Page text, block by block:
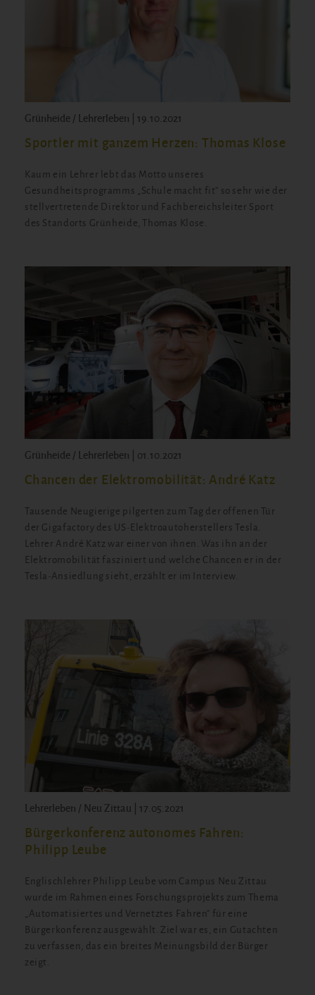
Grünheide / Lehrerleben | 19.10.2021
Sportler mit ganzem Herzen: Thomas Klose
Kaum ein Lehrer lebt das Motto unseres
Gesundheitsprogramms „Schule macht fit“ so sehr wie der
stellvertretende Direktor und Fachbereichsleiter Sport
des Standorts Grünheide, Thomas Klose.
Grünheide / Lehrerleben | 01.10.2021
Chancen der Elektromobilität: André Katz
Tausende Neugierige pilgerten zum Tag der offenen Tür
der Gigafactory des US-Elektroautoherstellers Tesla.
Lehrer André Katz war einer von ihnen. Was ihn an der
Elektromobilität fasziniert und welche Chancen er in der
Tesla-Ansiedlung sieht, erzählt er im Interview.
Lehrerleben / Neu Zittau | 17.05.2021
Bürgerkonferenz autonomes Fahren:
Philipp Leube
Englischlehrer Philipp Leube vom Campus Neu Zittau
wurde im Rahmen eines Forschungsprojekts zum Thema
„Automatisiertes und Vernetztes Fahren“ für eine
Bürgerkonferenz ausgewählt. Ziel war es, ein Gutachten
zu verfassen, das ein breites Meinungsbild der Bürger
zeigt.